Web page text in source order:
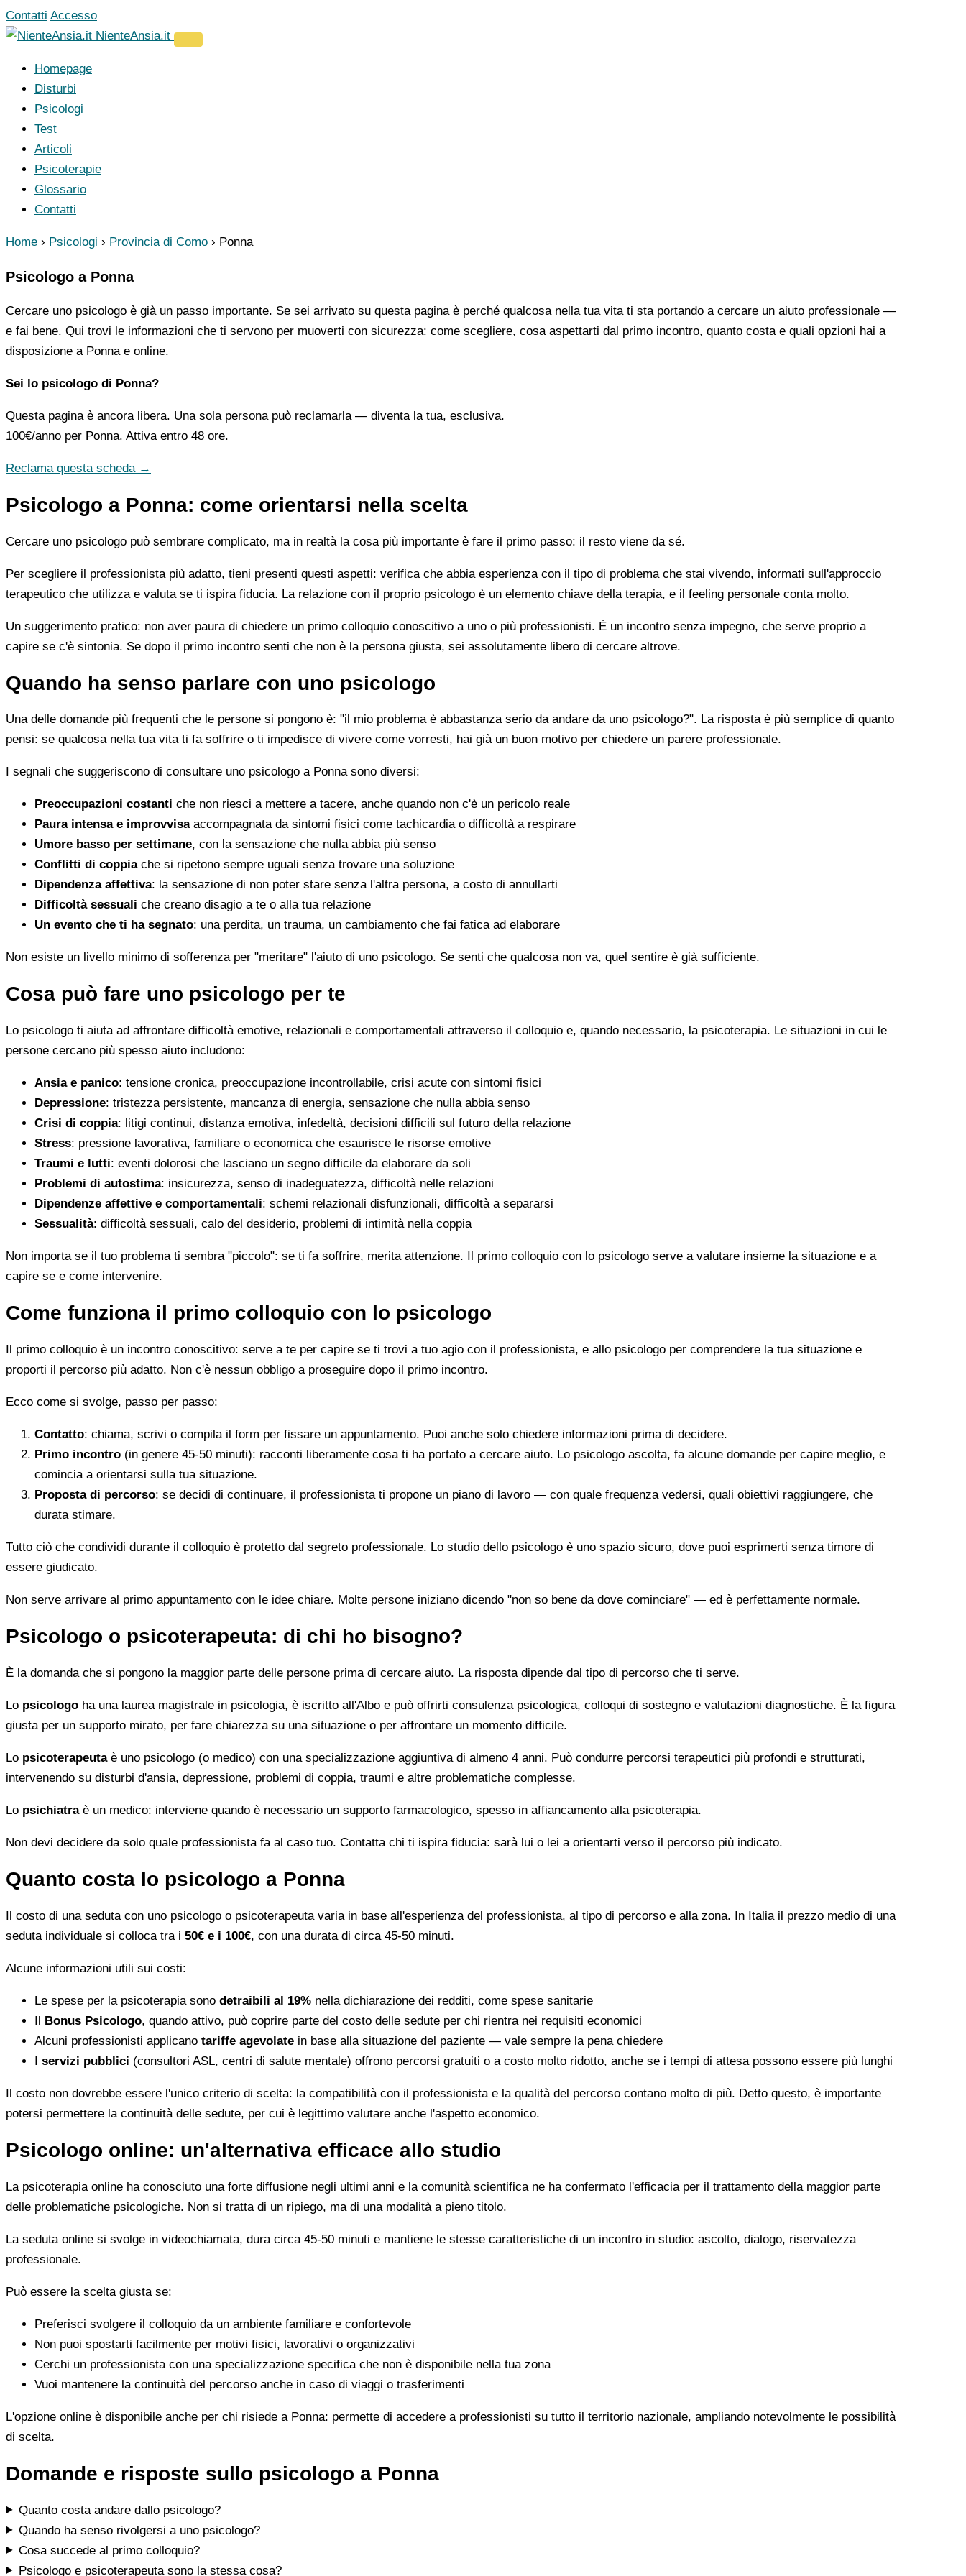
Vai
al
Contatti Accesso
NienteAnsia.it
Homepage
Disturbi
Psicologi
Test
Articoli
Psicoterapie
Glossario
Contatti
Home › Psicologi › Provincia di Como › Ponna
Psicologo a Ponna
Cercare uno psicologo è già un passo importante. Se sei arrivato su questa pagina è perché qualcosa nella tua vita ti sta portando a cercare un aiuto professionale —
e fai bene. Qui trovi le informazioni che ti servono per muoverti con sicurezza: come scegliere, cosa aspettarti dal primo incontro, quanto costa e quali opzioni hai a
disposizione a Ponna e online.
Sei lo psicologo di Ponna?
Questa pagina è ancora libera. Una sola persona può reclamarla — diventa la tua, esclusiva.
100€/anno per Ponna. Attiva entro 48 ore.
Reclama questa scheda →
Psicologo a Ponna: come orientarsi nella scelta
Cercare uno psicologo può sembrare complicato, ma in realtà la cosa più importante è fare il primo passo: il resto viene da sé.
Per scegliere il professionista più adatto, tieni presenti questi aspetti: verifica che abbia esperienza con il tipo di problema che stai vivendo, informati sull'approccio
terapeutico che utilizza e valuta se ti ispira fiducia. La relazione con il proprio psicologo è un elemento chiave della terapia, e il feeling personale conta molto.
Un suggerimento pratico: non aver paura di chiedere un primo colloquio conoscitivo a uno o più professionisti. È un incontro senza impegno, che serve proprio a
capire se c'è sintonia. Se dopo il primo incontro senti che non è la persona giusta, sei assolutamente libero di cercare altrove.
Quando ha senso parlare con uno psicologo
Una delle domande più frequenti che le persone si pongono è: "il mio problema è abbastanza serio da andare da uno psicologo?". La risposta è più semplice di quanto
pensi: se qualcosa nella tua vita ti fa soffrire o ti impedisce di vivere come vorresti, hai già un buon motivo per chiedere un parere professionale.
I segnali che suggeriscono di consultare uno psicologo a Ponna sono diversi:
Preoccupazioni costanti che non riesci a mettere a tacere, anche quando non c'è un pericolo reale
Paura intensa e improvvisaaccompagnata da sintomi fisici come tachicardia o difficoltà a respirare
Umore basso per settimane, con la sensazione che nulla abbia più senso
Conflitti di coppiache si ripetono sempre uguali senza trovare una soluzione
Dipendenza affettiva: la sensazione di non poter stare senza l'altra persona, a costo di annullarti
Difficoltà sessuali che creano disagio a te o alla tua relazione
Un evento che ti ha segnato: una perdita, un trauma, un cambiamento che fai fatica ad elaborare
Non esiste un livello minimo di sofferenza per "meritare" l'aiuto di uno psicologo. Se senti che qualcosa non va, quel sentire è già sufficiente.
Cosa può fare uno psicologo per te
Lo psicologo ti aiuta ad affrontare difficoltà emotive, relazionali e comportamentali attraverso il colloquio e, quando necessario, la psicoterapia. Le situazioni in cui le
persone cercano più spesso aiuto includono:
Ansia e panico: tensione cronica, preoccupazione incontrollabile, crisi acute con sintomi fisici
Depressione: tristezza persistente, mancanza di energia, sensazione che nulla abbia senso
Crisi di coppia: litigi continui, distanza emotiva, infedeltà, decisioni difficili sul futuro della relazione
Stress: pressione lavorativa, familiare o economica che esaurisce le risorse emotive
Traumi e lutti: eventi dolorosi che lasciano un segno difficile da elaborare da soli
Problemi di autostima: insicurezza, senso di inadeguatezza, difficoltà nelle relazioni
Dipendenze affettive e comportamentali: schemi relazionali disfunzionali, difficoltà a separarsi
Sessualità: difficoltà sessuali, calo del desiderio, problemi di intimità nella coppia
Non importa se il tuo problema ti sembra "piccolo": se ti fa soffrire, merita attenzione. Il primo colloquio con lo psicologo serve a valutare insieme la situazione e a
capire se e come intervenire.
Come funziona il primo colloquio con lo psicologo
Il primo colloquio è un incontro conoscitivo: serve a te per capire se ti trovi a tuo agio con il professionista, e allo psicologo per comprendere la tua situazione e
proporti il percorso più adatto. Non c'è nessun obbligo a proseguire dopo il primo incontro.
Ecco come si svolge, passo per passo:
Contatto: chiama, scrivi o compila il form per fissare un appuntamento. Puoi anche solo chiedere informazioni prima di decidere.
Primo incontro (in genere 45-50 minuti): racconti liberamente cosa ti ha portato a cercare aiuto. Lo psicologo ascolta, fa alcune domande per capire meglio, e
comincia a orientarsi sulla tua situazione.
Proposta di percorso: se decidi di continuare, il professionista ti propone un piano di lavoro — con quale frequenza vedersi, quali obiettivi raggiungere, che
durata stimare.
Tutto ciò che condividi durante il colloquio è protetto dal segreto professionale. Lo studio dello psicologo è uno spazio sicuro, dove puoi esprimerti senza timore di
essere giudicato.
Non serve arrivare al primo appuntamento con le idee chiare. Molte persone iniziano dicendo "non so bene da dove cominciare" — ed è perfettamente normale.
Psicologo o psicoterapeuta: di chi ho bisogno?
È la domanda che si pongono la maggior parte delle persone prima di cercare aiuto. La risposta dipende dal tipo di percorso che ti serve.
Lo psicologo ha una laurea magistrale in psicologia, è iscritto all'Albo e può offrirti consulenza psicologica, colloqui di sostegno e valutazioni diagnostiche. È la figura
giusta per un supporto mirato, per fare chiarezza su una situazione o per affrontare un momento difficile.
Lo psicoterapeutaè uno psicologo (o medico) con una specializzazione aggiuntiva di almeno 4 anni. Può condurre percorsi terapeutici più profondi e strutturati,
intervenendo su disturbi d'ansia, depressione, problemi di coppia, traumi e altre problematiche complesse.
Lo psichiatraè un medico: interviene quando è necessario un supporto farmacologico, spesso in affiancamento alla psicoterapia.
Non devi decidere da solo quale professionista fa al caso tuo. Contatta chi ti ispira fiducia: sarà lui o lei a orientarti verso il percorso più indicato.
Quanto costa lo psicologo a Ponna
Il costo di una seduta con uno psicologo o psicoterapeuta varia in base all'esperienza del professionista, al tipo di percorso e alla zona. In Italia il prezzo medio di una
seduta individuale si colloca tra i 50€ e i 100€, con una durata di circa 45-50 minuti.
Alcune informazioni utili sui costi:
Le spese per la psicoterapia sono detraibili al 19% nella dichiarazione dei redditi, come spese sanitarie
Il Bonus Psicologo, quando attivo, può coprire parte del costo delle sedute per chi rientra nei requisiti economici
Alcuni professionisti applicano tariffe agevolate in base alla situazione del paziente — vale sempre la pena chiedere
I servizi pubblici (consultori ASL, centri di salute mentale) offrono percorsi gratuiti o a costo molto ridotto, anche se i tempi di attesa possono essere più lunghi
Il costo non dovrebbe essere l'unico criterio di scelta: la compatibilità con il professionista e la qualità del percorso contano molto di più. Detto questo, è importante
potersi permettere la continuità delle sedute, per cui è legittimo valutare anche l'aspetto economico.
Psicologo online: un'alternativa efficace allo studio
La psicoterapia online ha conosciuto una forte diffusione negli ultimi anni e la comunità scientifica ne ha confermato l'efficacia per il trattamento della maggior parte
delle problematiche psicologiche. Non si tratta di un ripiego, ma di una modalità a pieno titolo.
La seduta online si svolge in videochiamata, dura circa 45-50 minuti e mantiene le stesse caratteristiche di un incontro in studio: ascolto, dialogo, riservatezza
professionale.
Può essere la scelta giusta se:
Preferisci svolgere il colloquio da un ambiente familiare e confortevole
Non puoi spostarti facilmente per motivi fisici, lavorativi o organizzativi
Cerchi un professionista con una specializzazione specifica che non è disponibile nella tua zona
Vuoi mantenere la continuità del percorso anche in caso di viaggi o trasferimenti
L'opzione online è disponibile anche per chi risiede a Ponna: permette di accedere a professionisti su tutto il territorio nazionale, ampliando notevolmente le possibilità
di scelta.
Domande e risposte sullo psicologo a Ponna
Quanto costa andare dallo psicologo?
Quando ha senso rivolgersi a uno psicologo?
Cosa succede al primo colloquio?
Psicologo e psicoterapeuta sono la stessa cosa?